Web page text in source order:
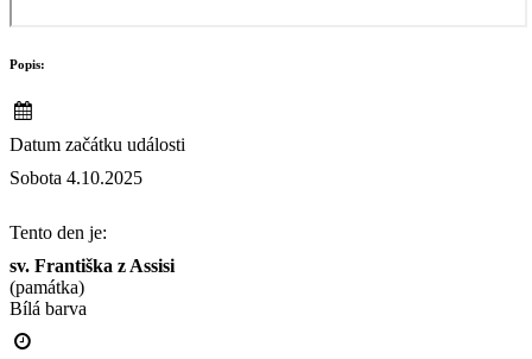
Popis:
Datum začátku události
Sobota 4.10.2025
Tento den je:
sv. Františka z Assisi
(památka)
Bílá barva